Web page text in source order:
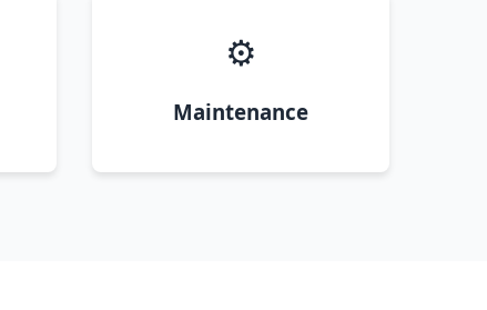
⚙️
Maintenance